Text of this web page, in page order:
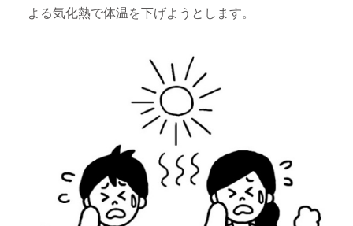
よる気化熱で体温を下げようとします。